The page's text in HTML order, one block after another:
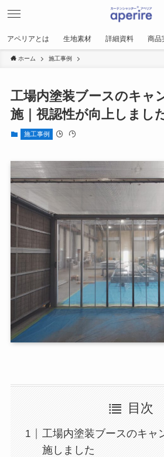
アペリアとは 生地素材 詳細資料 商品
ホーム 施工事例
工場内塗装ブースのキャ
施｜視認性が向上しまし
施工事例
目次
工場内塗装ブースのキャ
施しました